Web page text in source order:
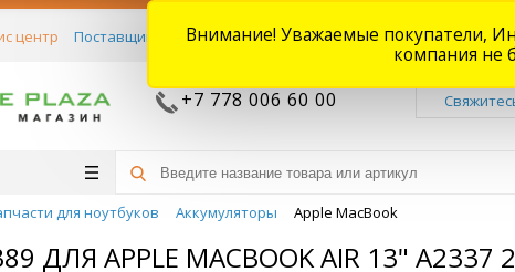
центр Поставщикам Договора Новости Акции Доставка
+7 778 006 60 00
для ноутбуков Аккумуляторы Apple MacBook
ДЛЯ APPLE MACBOOK AIR 13"
Внимание! Уважаемые покупатели,
компания не